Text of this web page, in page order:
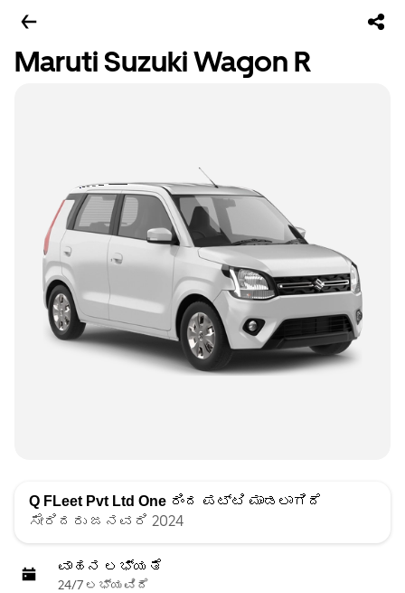
Maruti Suzuki Wagon R
Q FLeet Pvt Ltd One ರಿಂದ ಪಟ್ಟಿ ಮಾಡಲಾಗಿದೆ
ಸೇರಿದರು ಜನವರಿ 2024
ವಾಹನ ಲಭ್ಯತೆ
24/7 ಲಭ್ಯವಿದೆ